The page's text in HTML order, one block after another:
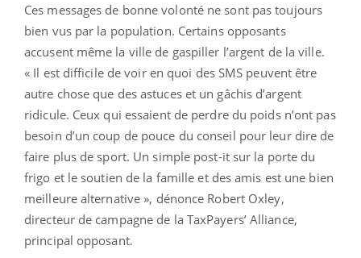
Ces messages de bonne volonté ne sont pas toujours
bien vus par la population. Certains opposants
accusent même la ville de gaspiller l’argent de la ville.
« Il est difficile de voir en quoi des SMS peuvent être
autre chose que des astuces et un gâchis d’argent
ridicule. Ceux qui essaient de perdre du poids n’ont pas
besoin d’un coup de pouce du conseil pour leur dire de
faire plus de sport. Un simple post-it sur la porte du
frigo et le soutien de la famille et des amis est une bien
meilleure alternative », dénonce Robert Oxley,
directeur de campagne de la TaxPayers’ Alliance,
principal opposant.